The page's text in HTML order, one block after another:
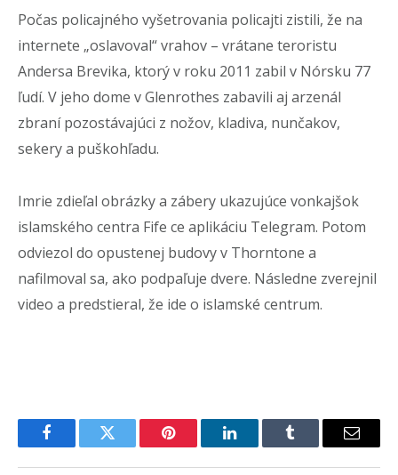
Počas policajného vyšetrovania policajti zistili, že na
internete „oslavoval“ vrahov – vrátane teroristu
Andersa Brevika, ktorý v roku 2011 zabil v Nórsku 77
ľudí. V jeho dome v Glenrothes zabavili aj arzenál
zbraní pozostávajúci z nožov, kladiva, nunčakov,
sekery a puškohľadu.
Imrie zdieľal obrázky a zábery ukazujúce vonkajšok
islamského centra Fife ce aplikáciu Telegram. Potom
odviezol do opustenej budovy v Thorntone a
nafilmoval sa, ako podpaľuje dvere. Následne zverejnil
video a predstieral, že ide o islamské centrum.
FacebookTwitter Pinterest LinkedInTumblr Email